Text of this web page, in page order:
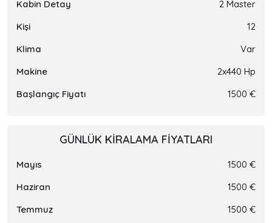
Kabin Detay
2 Master
Kişi
12
Klima
Var
Makine
2x440 Hp
Başlangıç Fiyatı
1500 €
GÜNLÜK KIRALAMA FIYATLARI
Mayıs
1500 €
Haziran
1500 €
Temmuz
1500 €